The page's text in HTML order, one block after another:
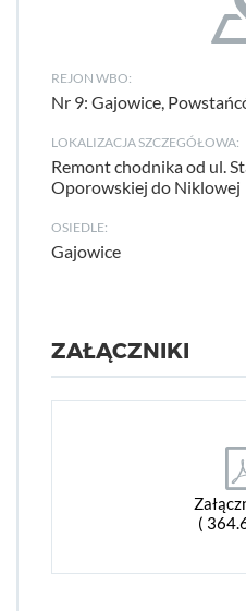
REJON WBO:
Nr 9: Gajowice,
LOKALIZACJA SZCZEGÓŁOWA:
Remont chodnika od ul.
Oporowskiej do Niklowej
OSIEDLE:
Gajowice
ZAŁĄCZNIKI
(